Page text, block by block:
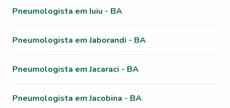
Pneumologista em Iuiu - BA
Pneumologista em Jaborandi - BA
Pneumologista em Jacaraci - BA
Pneumologista em Jacobina - BA